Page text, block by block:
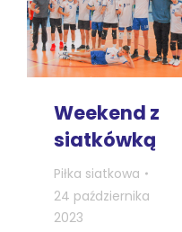
Weekend z
siatkówką
Piłka siatkowa
24 października
2023